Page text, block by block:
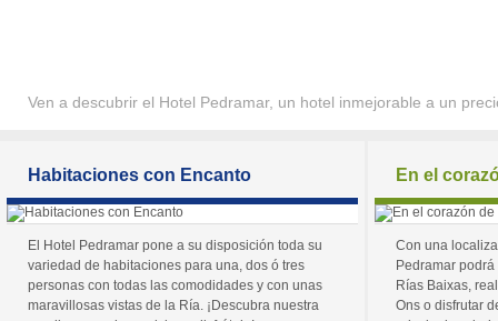
Ven a descubrir el Hotel Pedramar, un hotel inmejorable a un
Habitaciones con Encanto
El Hotel Pedramar pone a su disposición toda su
variedad de habitaciones para una, dos ó tres
personas con todas las comodidades y con unas
maravillosas vistas de la Ría. ¡Descubra nuestra
En el
Con una
Pedramar
Rías Baixas,
Ons o disfrutar